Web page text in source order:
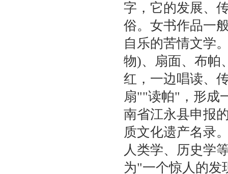
字，它的发展、
俗。女书作品一
自乐的苦情文学
物)、扇面、布帕
红，一边唱读、
扇""读帕"，形成
南省江永县申报
质文化遗产名录
人类学、历史学
为"一个惊人的发